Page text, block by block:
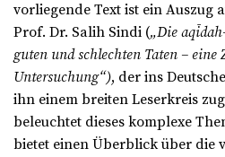
vorliegende Text ist ein Auszug
Prof. Dr. Salih Sindi („Die
guten und schlechten Taten – eine
Untersuchung“), der ins
ihn einem breiten Leserkreis
beleuchtet dieses komplexe
bietet einen Überblick über die